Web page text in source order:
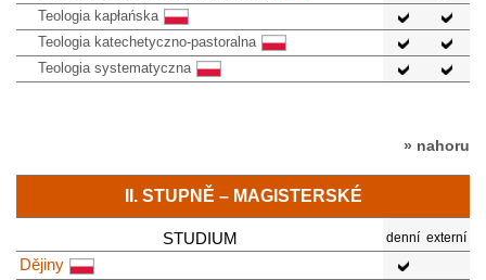
Teologia kapłańska
Teologia katechetyczno-pastoralna
Teologia systematyczna
» nahoru
II. STUPNĚ – MAGISTERSKÉ
STUDIUM denní externí
Dějiny